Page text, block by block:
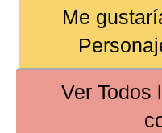
Me
Ver Todos